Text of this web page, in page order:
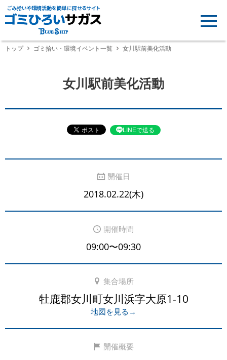
ごみ拾いや環境活動を簡単に探せるサイト
トップ ゴミ拾い・環境イベント一覧 女川駅前美化活動
女川駅前美化活動
LINEで送る
開催日
2018.02.22(木)
開催時間
09:00〜09:30
集合場所
牡鹿郡女川町女川浜字大原1-10
地図を見る→
開催概要